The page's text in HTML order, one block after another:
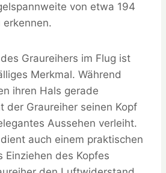
von etwa 194
des Graureihers im Flug ist
Merkmal. Während
ihren Hals gerade
der Graureiher seinen Kopf
Aussehen verleiht.
auch einem praktischen
Einziehen des Kopfes